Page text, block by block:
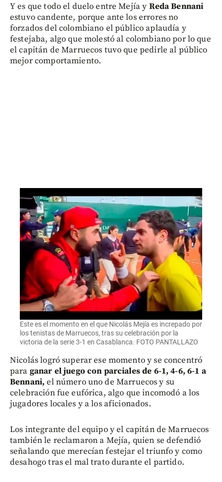
Y es que todo el duelo entre Mejía y Reda Bennani
estuvo candente, porque ante los errores no
forzados del colombiano el público aplaudía y
festejaba, algo que molestó al colombiano por lo que
el capitán de Marruecos tuvo que pedirle al público
mejor comportamiento.
Este es el momento en el que Nicolás Mejía es increpado por
los tenistas de Marruecos, tras su celebración por la
victoria de la serie 3-1 en Casablanca. FOTO PANTALLAZO
Nicolás logró superar ese momento y se concentró
para ganar el juego con parciales de 6-1, 4-6, 6-1 a
Bennani,el número uno de Marruecos y su
celebración fue eufórica, algo que incomodó a los
jugadores locales y a los aficionados.
Los integrante del equipo y el capitán de Marruecos
también le reclamaron a Mejía, quien se defendió
señalando que merecían festejar el triunfo y como
desahogo tras el mal trato durante el partido.